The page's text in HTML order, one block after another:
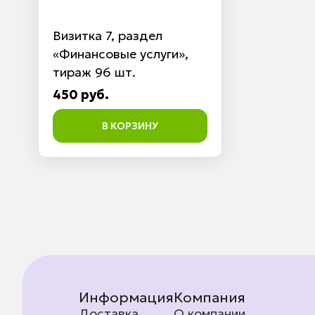
Визитка 7, раздел
«Финансовые услуги»,
тираж 96 шт.
450 руб.
В КОРЗИНУ
ИнформацияКомпания